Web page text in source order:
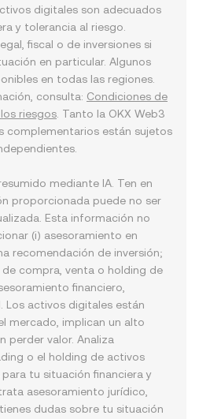
digitales son adecuados
y tolerancia al riesgo.
fiscal o de inversiones si
en particular. Algunos
en todas las regiones.
consulta: Condiciones de
riesgos . Tanto la OKX Web3
complementarios están sujetos
mediante IA. Ten en
proporcionada puede no ser
Esta información no
(i) asesoramiento en
recomendación de inversión;
compra, venta o holding de
financiero,
Los activos digitales están
mercado, implican un alto
perder valor. Analiza
o el holding de activos
tu situación financiera y
asesoramiento jurídico,
dudas sobre tu situación